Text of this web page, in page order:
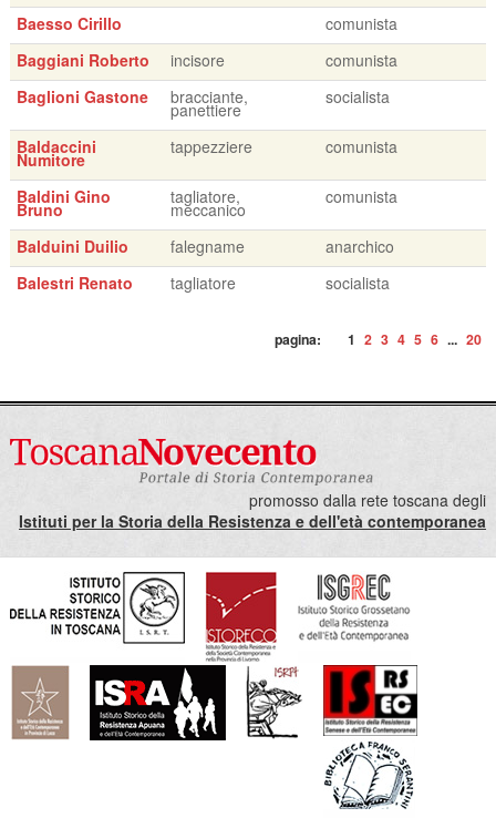
Baesso Cirillo
comunista
Baggiani Roberto
incisore
comunista
Baglioni Gastone
bracciante,
panettiere
socialista
Baldaccini
Numitore
tappezziere comunista
Baldini Gino
Bruno
tagliatore,
meccanico
comunista
Balduini Duilio falegname
anarchico
Balestri Renato
tagliatore socialista
pagina: 1 2 3 4 5 6 ... 20
promosso dalla rete toscana degli
Istituti per la Storia della Resistenza e dell'età contemporanea